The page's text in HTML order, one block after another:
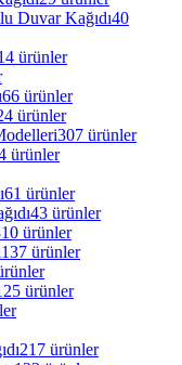
Duvar Kağıdı40
ürünler
66 ürünler
ürünler
307 ürünler
ürünler
61 ürünler
43 ürünler
ürünler
137 ürünler
ürünler
217 ürünler